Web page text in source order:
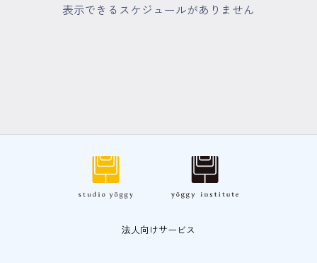
ログイン
プライバシーポリシー
表示できるスケジュールがありません
法人向けサービス